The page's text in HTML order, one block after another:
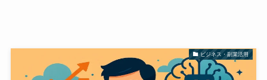
ビジネス・副業活用